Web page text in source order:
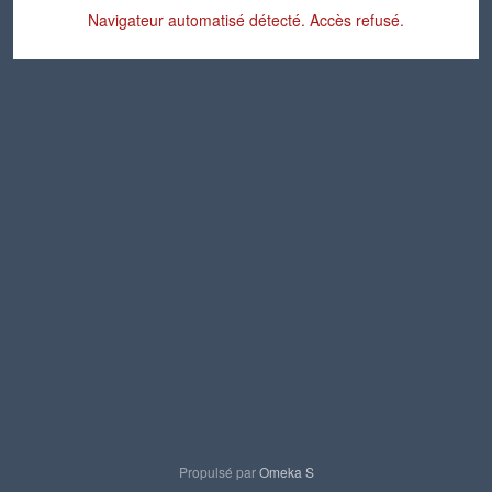
Navigateur automatisé détecté. Accès refusé.
Propulsé parOmeka S